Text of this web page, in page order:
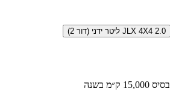
JLX 4X4 2.0 ליטר ידני (דור 2)
בשנה